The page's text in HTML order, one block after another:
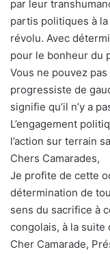
par leur
partis politiques à
révolu. Avec
pour le bonheur du
Vous ne pouvez
progressiste de
signifie qu’il n’y a
L’engagement
l’action sur terrain
Chers Camarades,
Je profite de cette
détermination de
sens du sacrifice à
congolais, à la suite
Cher Camarade,